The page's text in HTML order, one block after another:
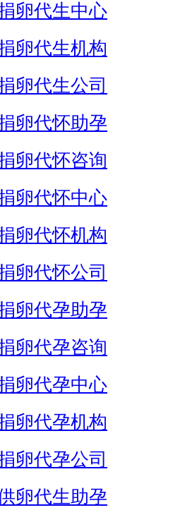
卵代生中心
卵代生机构
卵代生公司
卵代怀助孕
卵代怀咨询
卵代怀中心
卵代怀机构
卵代怀公司
卵代孕助孕
卵代孕咨询
卵代孕中心
卵代孕机构
卵代孕公司
卵代生助孕